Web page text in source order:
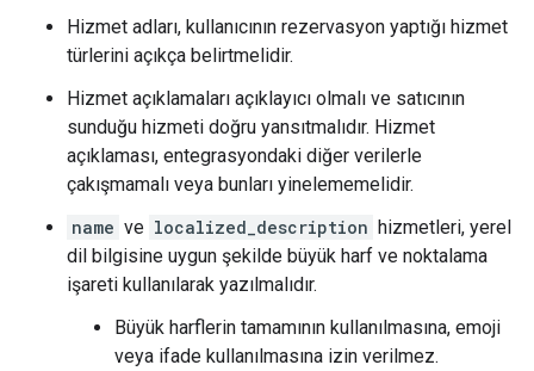
Hizmet adları, kullanıcının rezervasyon yaptığı hizmet
türlerini açıkça belirtmelidir.
Hizmet açıklamaları açıklayıcı olmalı ve satıcının
sunduğu hizmeti doğru yansıtmalıdır. Hizmet
açıklaması, entegrasyondaki diğer verilerle
çakışmamalı veya bunları yinelememelidir.
name ve localized_description hizmetleri, yerel
dil bilgisine uygun şekilde büyük harf ve noktalama
işareti kullanılarak yazılmalıdır.
Büyük harflerin tamamının kullanılmasına, emoji
veya ifade kullanılmasına izin verilmez.